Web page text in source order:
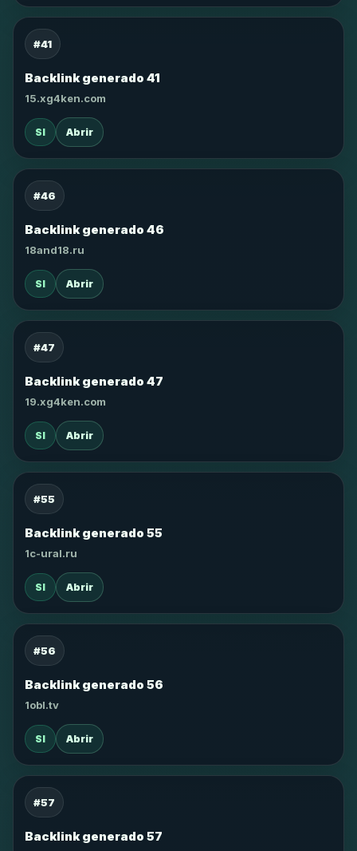
#41
Backlink generado 41
15.xg4ken.com
SI Abrir
#46
Backlink generado 46
18and18.ru
SI Abrir
#47
Backlink generado 47
19.xg4ken.com
SI Abrir
#55
Backlink generado 55
1c-ural.ru
SI Abrir
#56
Backlink generado 56
1obl.tv
SI Abrir
#57
Backlink generado 57